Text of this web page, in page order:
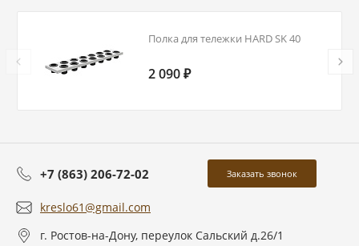
Полка для тележки HARD SK 40
2 090 ₽
+7 (863) 206-72-02 Заказать звонок
kreslo61@gmail.com
г. Ростов-на-Дону, переулок Сальский д.26/1